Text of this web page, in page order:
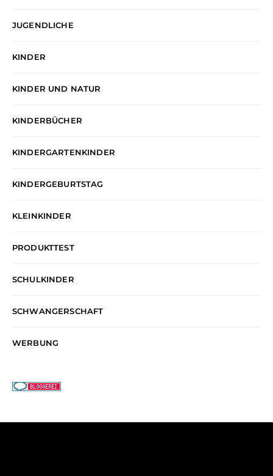
JUGENDLICHE
KINDER
KINDER UND NATUR
KINDERBÜCHER
KINDERGARTENKINDER
KINDERGEBURTSTAG
KLEINKINDER
PRODUKTTEST
SCHULKINDER
SCHWANGERSCHAFT
WERBUNG